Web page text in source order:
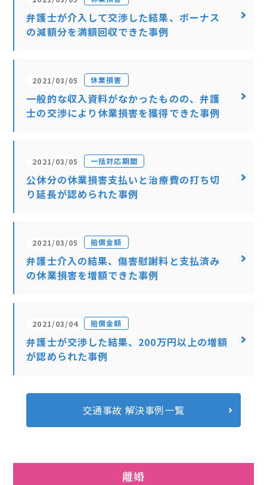
弁護士が介入して交渉した結果、ボーナス
の減額分を満額回収できた事例
2021/03/05 休業損害
一般的な収入資料がなかったものの、弁護
士の交渉により休業損害を獲得できた事例
2021/03/05 一括対応期間
公休分の休業損害支払いと治療費の打ち切
り延長が認められた事例
2021/03/05 賠償金額
弁護士介入の結果、傷害慰謝料と支払済み
の休業損害を増額できた事例
2021/03/04 賠償金額
弁護士が交渉した結果、200万円以上の増額
が認められた事例
交通事故 解決事例一覧
離婚